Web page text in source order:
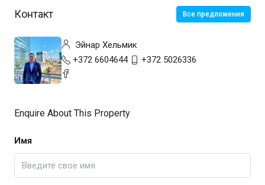
Контакт Все предложения
Эйнар Хельмик
+372 6604644
+372 5026336
Enquire About This Property
Имя